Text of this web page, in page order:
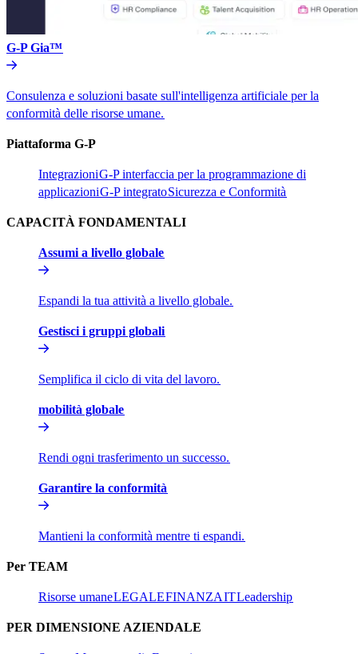
G-P Gia™​​
Consulenza e soluzioni basate sull'intelligenza artificiale per la
conformità delle risorse umane.​​
Piattaforma G-P​​
Integrazioni​​G-P interfaccia per la programmazione di
applicazioni​​G-P integrato​​Sicurezza e Conformità​​
CAPACITÀ FONDAMENTALI​​
Assumi a livello globale​​
Espandi la tua attività a livello globale.​​
Gestisci i gruppi globali​​
Semplifica il ciclo di vita del lavoro.​​
mobilità globale​​
Rendi ogni trasferimento un successo.​​
Garantire la conformità​​
Mantieni la conformità mentre ti espandi.​​
Per TEAM​​
Risorse umane​​LEGALE​​FINANZA​​IT​​Leadership​​
PER DIMENSIONE AZIENDALE​​